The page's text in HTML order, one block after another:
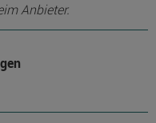
Anbieter.